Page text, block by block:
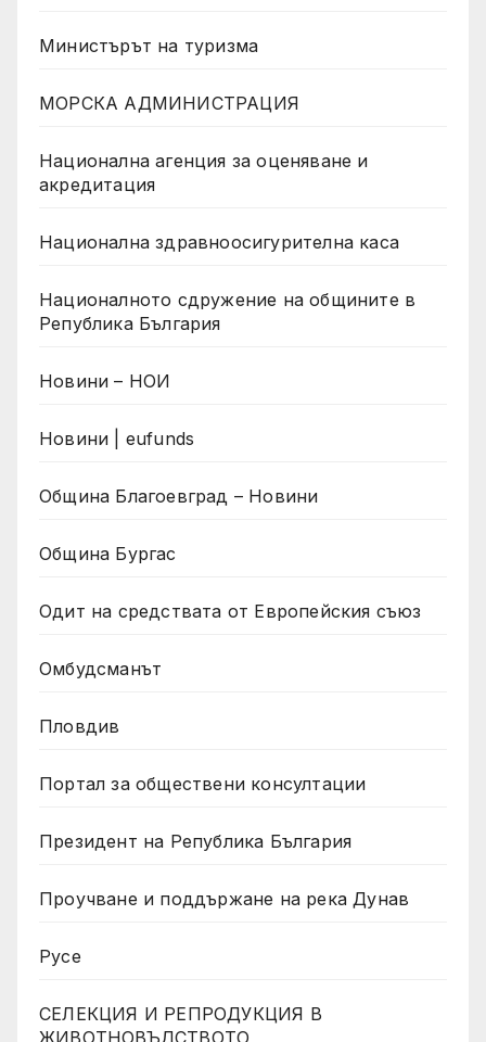
Министърът на туризма
МОРСКА АДМИНИСТРАЦИЯ
Национална агенция за оценяване и
акредитация
Национална здравноосигурителна каса
Националното сдружение на общините в
Република България
Новини – НОИ
Новини | eufunds
Община Благоевград – Новини
Община Бургас
Одит на средствата от Европейския съюз
Омбудсманът
Пловдив
Портал за обществени консултации
Президент на Република България
Проучване и поддържане на река Дунав
Русе
СЕЛЕКЦИЯ И РЕПРОДУКЦИЯ В
ЖИВОТНОВЪДСТВОТО